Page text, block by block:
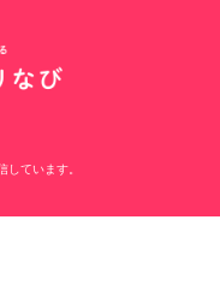
しています。